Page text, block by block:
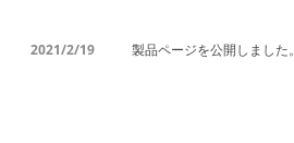
2021/2/19 製品ページを公開しました。